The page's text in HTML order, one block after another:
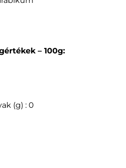
– 100g:
(g) : 0